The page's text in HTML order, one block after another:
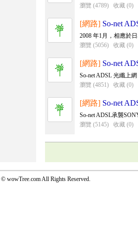
瀏覽 (4789)
收藏 (0)
[網路] So-net
2008 年1月，相應於
瀏覽 (5056)
收藏 (0)
[網路] So-net
So-net ADSL 光纖上
瀏覽 (4851)
收藏 (0)
[網路] So-net
So-net ADSL承襲
瀏覽 (5145)
收藏 (0)
wowTree.com All Rights Reserved.